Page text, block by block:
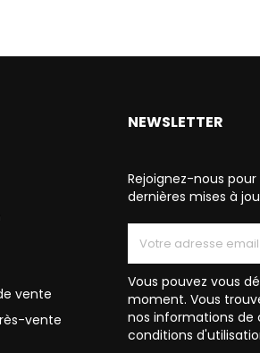
vente
vente
NEWSLETTER
Rejoignez-nous
dernières mises à
Vous pouvez vous
moment. Vous
nos informations de
conditions